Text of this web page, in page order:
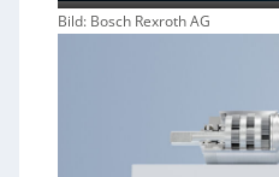
Bild: Bosch Rexroth AG